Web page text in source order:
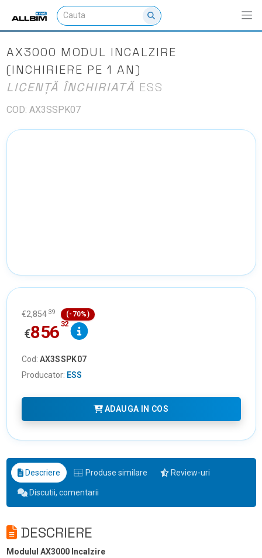
AX3000 MODUL INCALZIRE
(INCHIRIERE PE 1 AN)
LICENȚĂ ÎNCHIRIATĂ ESS
COD: AX3SSPK07
€2,854 39 (-70%)
€856 32
Cod: AX3SSPK07
Producator: ESS
ADAUGA IN COS
Descriere Produse similare Review-uri
Discutii, comentarii
DESCRIERE
Modulul AX3000 Incalzire